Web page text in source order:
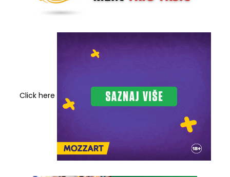
Click here